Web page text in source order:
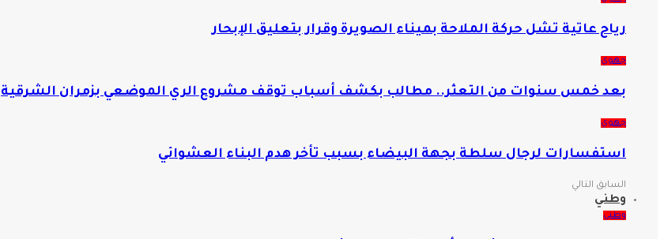
رياح عاتية تشل حركة الملاحة بميناء الصويرة وقرار بتعليق الإبحار
جهوي
بعد خمس سنوات من التعثر.. مطالب بكشف أسباب توقف مشروع الري الموضعي بزمران الشرقية
جهوي
استفسارات لرجال سلطة بجهة البيضاء بسبب تأخر هدم البناء العشوائي
السابق التالي
وطني
وطني